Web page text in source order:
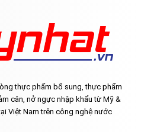
thực phẩm bổ sung, thực phẩm
cân, nở ngực nhập khẩu từ Mỹ &
Việt Nam trên công nghệ nước